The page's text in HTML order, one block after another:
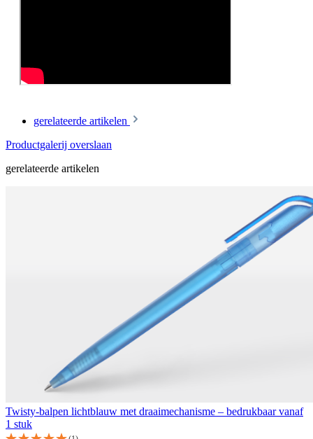
gerelateerde artikelen
Productgalerij overslaan
gerelateerde artikelen
Twisty-balpen lichtblauw met draaimechanisme – bedrukbaar vanaf
1 stuk